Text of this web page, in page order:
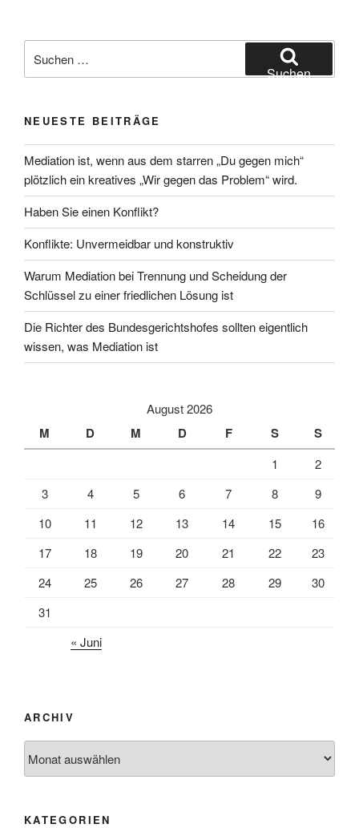
nach:
Suchen
NEUESTE BEITRÄGE
Mediation ist, wenn aus dem starren „Du gegen mich“
plötzlich ein kreatives „Wir gegen das Problem“ wird.
Haben Sie einen Konflikt?
Konflikte: Unvermeidbar und konstruktiv
Warum Mediation bei Trennung und Scheidung der
Schlüssel zu einer friedlichen Lösung ist
Die Richter des Bundesgerichtshofes sollten eigentlich
wissen, was Mediation ist
August 2026
M D M D F S S
1
2
3
4 5 6 7 8
9
10
11 12 13 14 15
16
17
18 19 20 21 22
23
24
25 26 27 28 29
30
31
« Juni
ARCHIV
KATEGORIEN